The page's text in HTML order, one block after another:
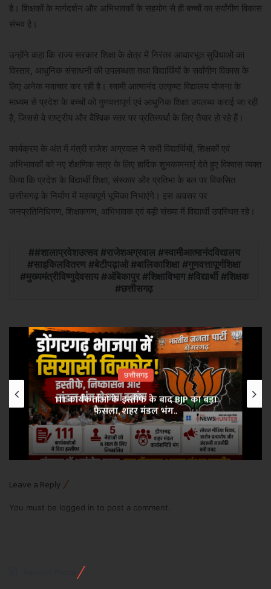
है। शिक्षकों के मार्गदर्शन और अभिभावकों के सहयोग से ही बच्चों का सर्वांगीण विकास
संभव है।
उन्होंने कहा कि राज्य सरकार शिक्षा के क्षेत्र में निरंतर आधारभूत सुविधाओं का
विस्तार, आधुनिक संसाधनों की उपलब्धता तथा विद्यार्थियों के सर्वांगीण विकास के
लिए अनेक नवाचार कर रही है। स्वामी आत्मानंद उत्कृष्ट विद्यालय योजना के
माध्यम से प्रदेश के बच्चों को गुणवत्तापूर्ण एवं आधुनिक शिक्षा उपलब्ध कराई जा रही
है, जिससे वे राष्ट्रीय और वैश्विक स्तर पर प्रतिस्पर्धा के लिए तैयार हो रहे हैं।
कार्यक्रम के अंत में मंत्री राजेश अग्रवाल ने सभी विद्यार्थियों, शिक्षकों एवं
अभिभावकों को नए शैक्षणिक सत्र के लिए हार्दिक शुभकामनाएं देते हुए विश्वास व्यक्त
किया कि प्रदेश के विद्यार्थी शिक्षा, संस्कार और प्रतिभा के बल पर विकसित
छत्तीसगढ़ के निर्माण में महत्वपूर्ण भूमिका निभाएंगे। इस अवसर पर
जनप्रतिनिधिगण, शिक्षकगण, अभिभावक एवं बड़ी संख्या में विद्यार्थी उपस्थित रहे।
#शालाप्रवेशउत्सव #राजेशअग्रवाल #स्वामीआत्मानंदविद्यालय
#साइकिलवितरण #बेटीपढ़ाओ #बालिकाशिक्षा #गुणवत्तापूर्णशिक्षा
#मुख्यमंत्रीविष्णुदेवसाय #अंबिकापुर #शिक्षाविभाग #विद्यार्थी #शिक्षक
#छत्तीसगढ़
छत्तीसगढ़
111 कार्यकर्ताओं के इस्तीफे के बाद BJP का बड़ा
फैसला, शहर मंडल भंग..
Leave a Reply
You must be logged in to post a comment.